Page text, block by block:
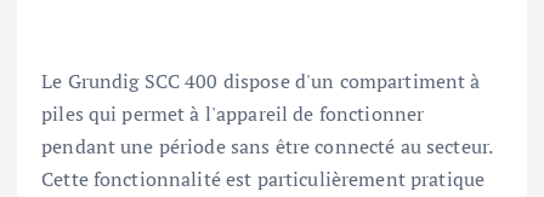
Le Grundig SCC 400 dispose d'un compartiment à
piles qui permet à l'appareil de fonctionner
pendant une période sans être connecté au secteur.
Cette fonctionnalité est particulièrement pratique